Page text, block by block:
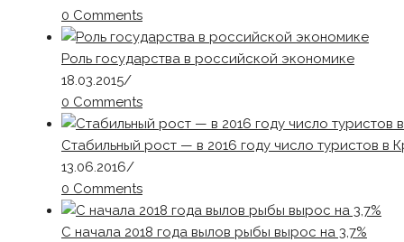
0 Comments
Роль государства в российской экономике
18.03.2015/
0 Comments
Стабильный рост — в 2016 году число туристов в
13.06.2016/
0 Comments
С начала 2018 года вылов рыбы вырос на 3,7%